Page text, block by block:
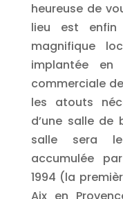
heureuse de
lieu est enfin
magnifique
implantée
commerciale
les atouts
d’une salle de
salle sera
accumulée
1994 (la